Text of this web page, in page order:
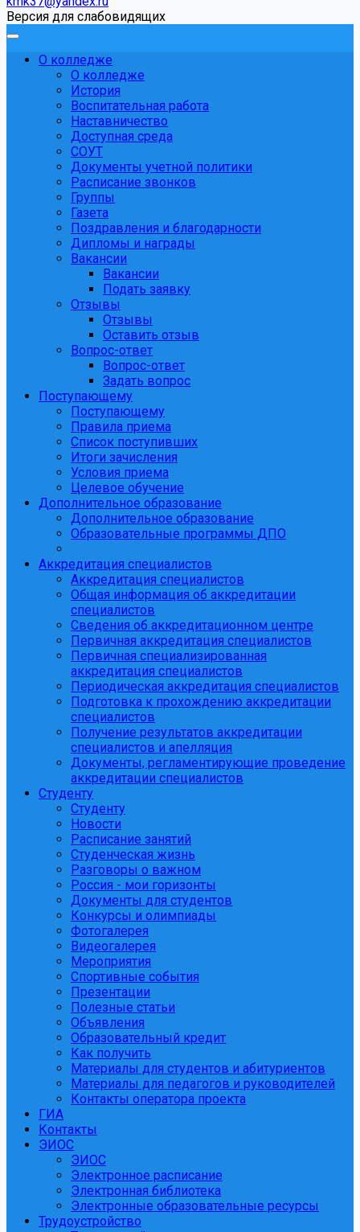
Версия для слабовидящих
О колледже
О колледже
История
Воспитательная работа
Наставничество
Доступная среда
СОУТ
Документы учетной политики
Расписание звонков
Группы
Газета
Поздравления и благодарности
Дипломы и награды
Вакансии
Вакансии
Подать заявку
Отзывы
Отзывы
Оставить отзыв
Вопрос-ответ
Вопрос-ответ
Задать вопрос
Поступающему
Поступающему
Правила приема
Список поступивших
Итоги зачисления
Условия приема
Целевое обучение
Дополнительное образование
Дополнительное образование
Образовательные программы ДПО
Аккредитация специалистов
Аккредитация специалистов
Общая информация об аккредитации
специалистов
Сведения об аккредитационном центре
Первичная аккредитация специалистов
Первичная специализированная
аккредитация специалистов
Периодическая аккредитация специалистов
Подготовка к прохождению аккредитации
специалистов
Получение результатов аккредитации
специалистов и апелляция
Документы, регламентирующие проведение
аккредитации специалистов
Студенту
Студенту
Новости
Расписание занятий
Студенческая жизнь
Разговоры о важном
Россия - мои горизонты
Документы для студентов
Конкурсы и олимпиады
Фотогалерея
Видеогалерея
Мероприятия
Спортивные события
Презентации
Полезные статьи
Объявления
Образовательный кредит
Как получить
Материалы для студентов и абитуриентов
Материалы для педагогов и руководителей
Контакты оператора проекта
ГИА
Контакты
ЭИОС
ЭИОС
Электронное расписание
Электронная библиотека
Электронные образовательные ресурсы
Трудоустройство